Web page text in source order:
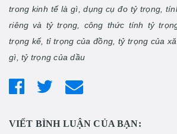
trong kinh tế là gì, dụng cụ đo tỷ trọng,
riêng và tỷ trọng, công thức tính tỷ
trọng kế, tỉ trọng của đồng, tỷ trọng của
gì, tỷ trọng của dầu
VIẾT BÌNH LUẬN CỦA BẠN: